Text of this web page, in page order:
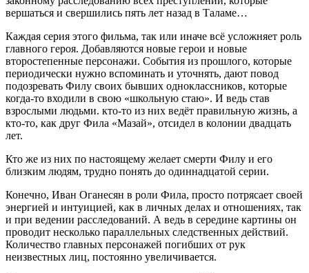
вершаться и свершились пять лет назад в Таламе…
Каждая серия этого фильма, так или иначе всё усложняет роль
главного героя. Добавляются новые герои и новые
второстепенные персонажи. События из прошлого, которые
периодически нужно вспоминать и уточнять, дают повод
подозревать Филу своих бывших одноклассников, которые
когда-то входили в свою «школьную стаю». И ведь став
взрослыми людьми. кто-то из них ведёт правильную жизнь, а
кто-то, как друг Фила «Мазай», отсидел в колонии двадцать
лет.
Кто же из них по настоящему желает смерти Филу и его
близким людям, трудно понять до одиннадцатой серии.
Конечно, Иван Оганесян в роли Фила, просто потрясает своей
энергией и интуицией, как в личных делах и отношениях, так
и при ведении расследований. А ведь в середине картины он
проводит несколько параллельных следственных действий.
Количество главных персонажей погибших от рук
неизвестных лиц, постоянно увеличивается.